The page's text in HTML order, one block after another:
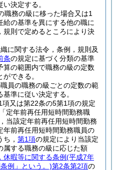
決定する。
職務の級に移った場合又は1
の基準を異にする他の職に
規則で定めるところにより決
に関する法令，条例，規則及
条の規定に基づく分類の基準
算の範囲内で職務の級の定数
できる。
員の職務の級ごとの定数の範
準に従い決定する。
又は第22条の5第1項の規定
定年前再任用短時間勤務職
当該定年前再任用短時間勤務
年前再任用短時間勤務職員の
， 第1項の規定により当該定
属する職務の級に応じた額
休暇等に関する条例(平成7年
例」という。)第2条第2項の